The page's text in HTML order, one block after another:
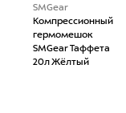
SMGear
Компрессионный
гермомешок
SMGear Таффета
20л Жёлтый